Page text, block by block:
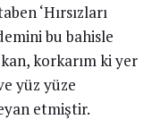
‘Hırsızları
bu bahisle
korkarım ki yer
yüz yüze
etmiştir.